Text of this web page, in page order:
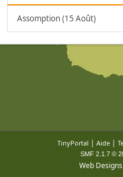
Assomption (15 Août)
TinyPortal | Aide|
SMF 2.1.7 ©
Web